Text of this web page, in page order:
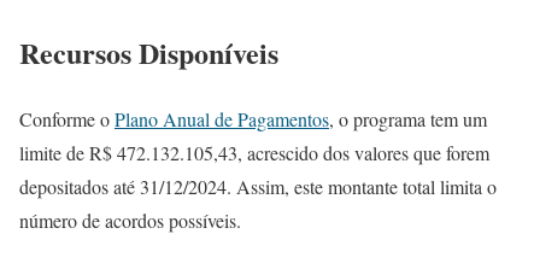
Recursos Disponíveis
Conforme oPlano Anual de Pagamentos, o programa tem um
limite de R$ 472.132.105,43, acrescido dos valores que forem
depositados até 31/12/2024. Assim, este montante total limita o
número de acordos possíveis.